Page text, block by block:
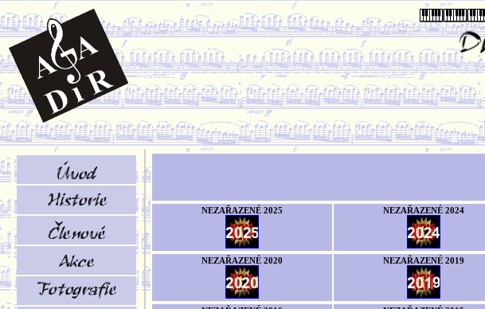
NEZAŘAZENÉ 2025 NEZAŘAZENÉ 2024
NEZAŘAZENÉ 2020 NEZAŘAZENÉ 2019